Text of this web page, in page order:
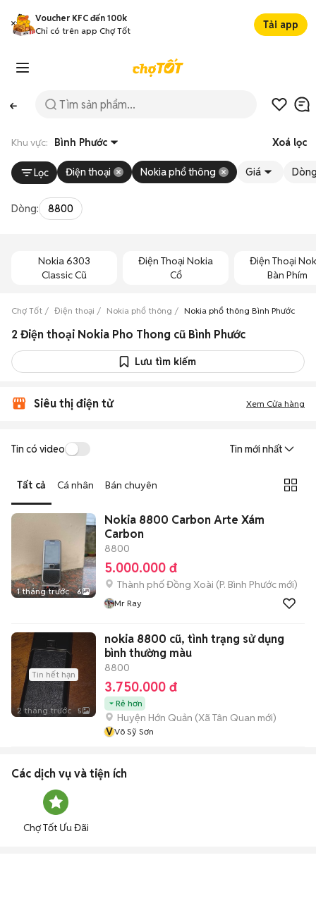
Voucher KFC đến 100k
Chỉ có trên app Chợ Tốt
Tải app
Khu vực: Bình Phước Xoá lọc
Lọc Điện thoại Nokia phổ thông Giá
Dòng: 8800
Nokia 6303
Classic Cũ
Điện Thoại Nokia
Cổ
Điện Thoại
Bàn Phím
Chợ Tốt Điện thoại Nokia phổ thông Nokia phổ thông Bình Phước
2 Điện thoại Nokia Pho Thong cũ Bình Phước
Lưu tìm kiếm
Siêu thị điện tử Xem Cửa hàng
Tin có video Tin mới nhất
Tất cả Cá nhân Bán chuyên
1 tháng trước 6
Nokia 8800 Carbon Arte Xám
Carbon
8800
5.000.000 đ
Thành phố Đồng Xoài (P. Bình Phước mới)
Mr Ray
Tin hết hạn
2 tháng trước 5
nokia 8800 cũ, tình trạng sử dụng
bình thường màu
8800
3.750.000 đ
Rẻ hơn
Huyện Hớn Quản (Xã Tân Quan mới)
V
Võ Sỹ Sơn
Các dịch vụ và tiện ích
Chợ Tốt Ưu Đãi